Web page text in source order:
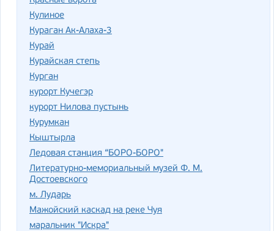
Кулиное
Кураган Ак-Алаха-3
Курай
Курайская степь
Курган
курорт Кучегэр
курорт Нилова пустынь
Курумкан
Кыштырла
Ледовая станция “БОРО-БОРО"
Литературно-мемориальный музей Ф. М.
Достоевского
м. Лударь
Мажойский каскад на реке Чуя
маральник "Искра"